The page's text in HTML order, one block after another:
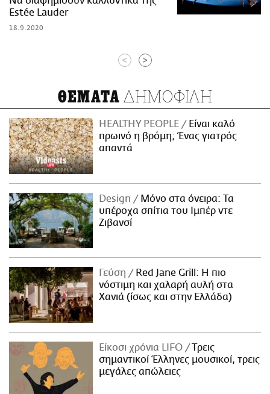
Estée Lauder
18.9.2020
< >
ΘΕΜΑΤΑ ΔΗΜΟΦΙΛΗ
HEALTHY PEOPLE
Είναι καλό
πρωινό η βρόμη; Ένας γιατρός
απαντά
Design
Μόνο στα όνειρα: Τα
υπέροχα σπίτια του Ιμπέρ ντε
Ζιβανσί
Γεύση
Red Jane Grill: Η πιο
νόστιμη και χαλαρή αυλή στα
Χανιά (ίσως και στην Ελλάδα)
Είκοσι χρόνια LIFO
Tρεις
σημαντικοί Έλληνες μουσικοί, τρεις
μεγάλες απώλειες